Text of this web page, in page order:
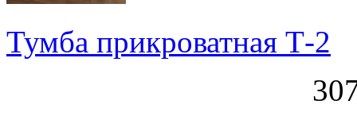
Тумба прикроватная Т-2